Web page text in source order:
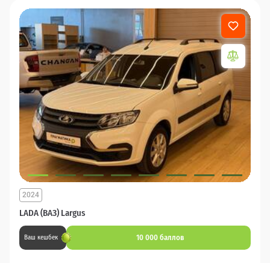
LADA (ВАЗ) Largus
2024
Ваш кешбек 10 000 баллов